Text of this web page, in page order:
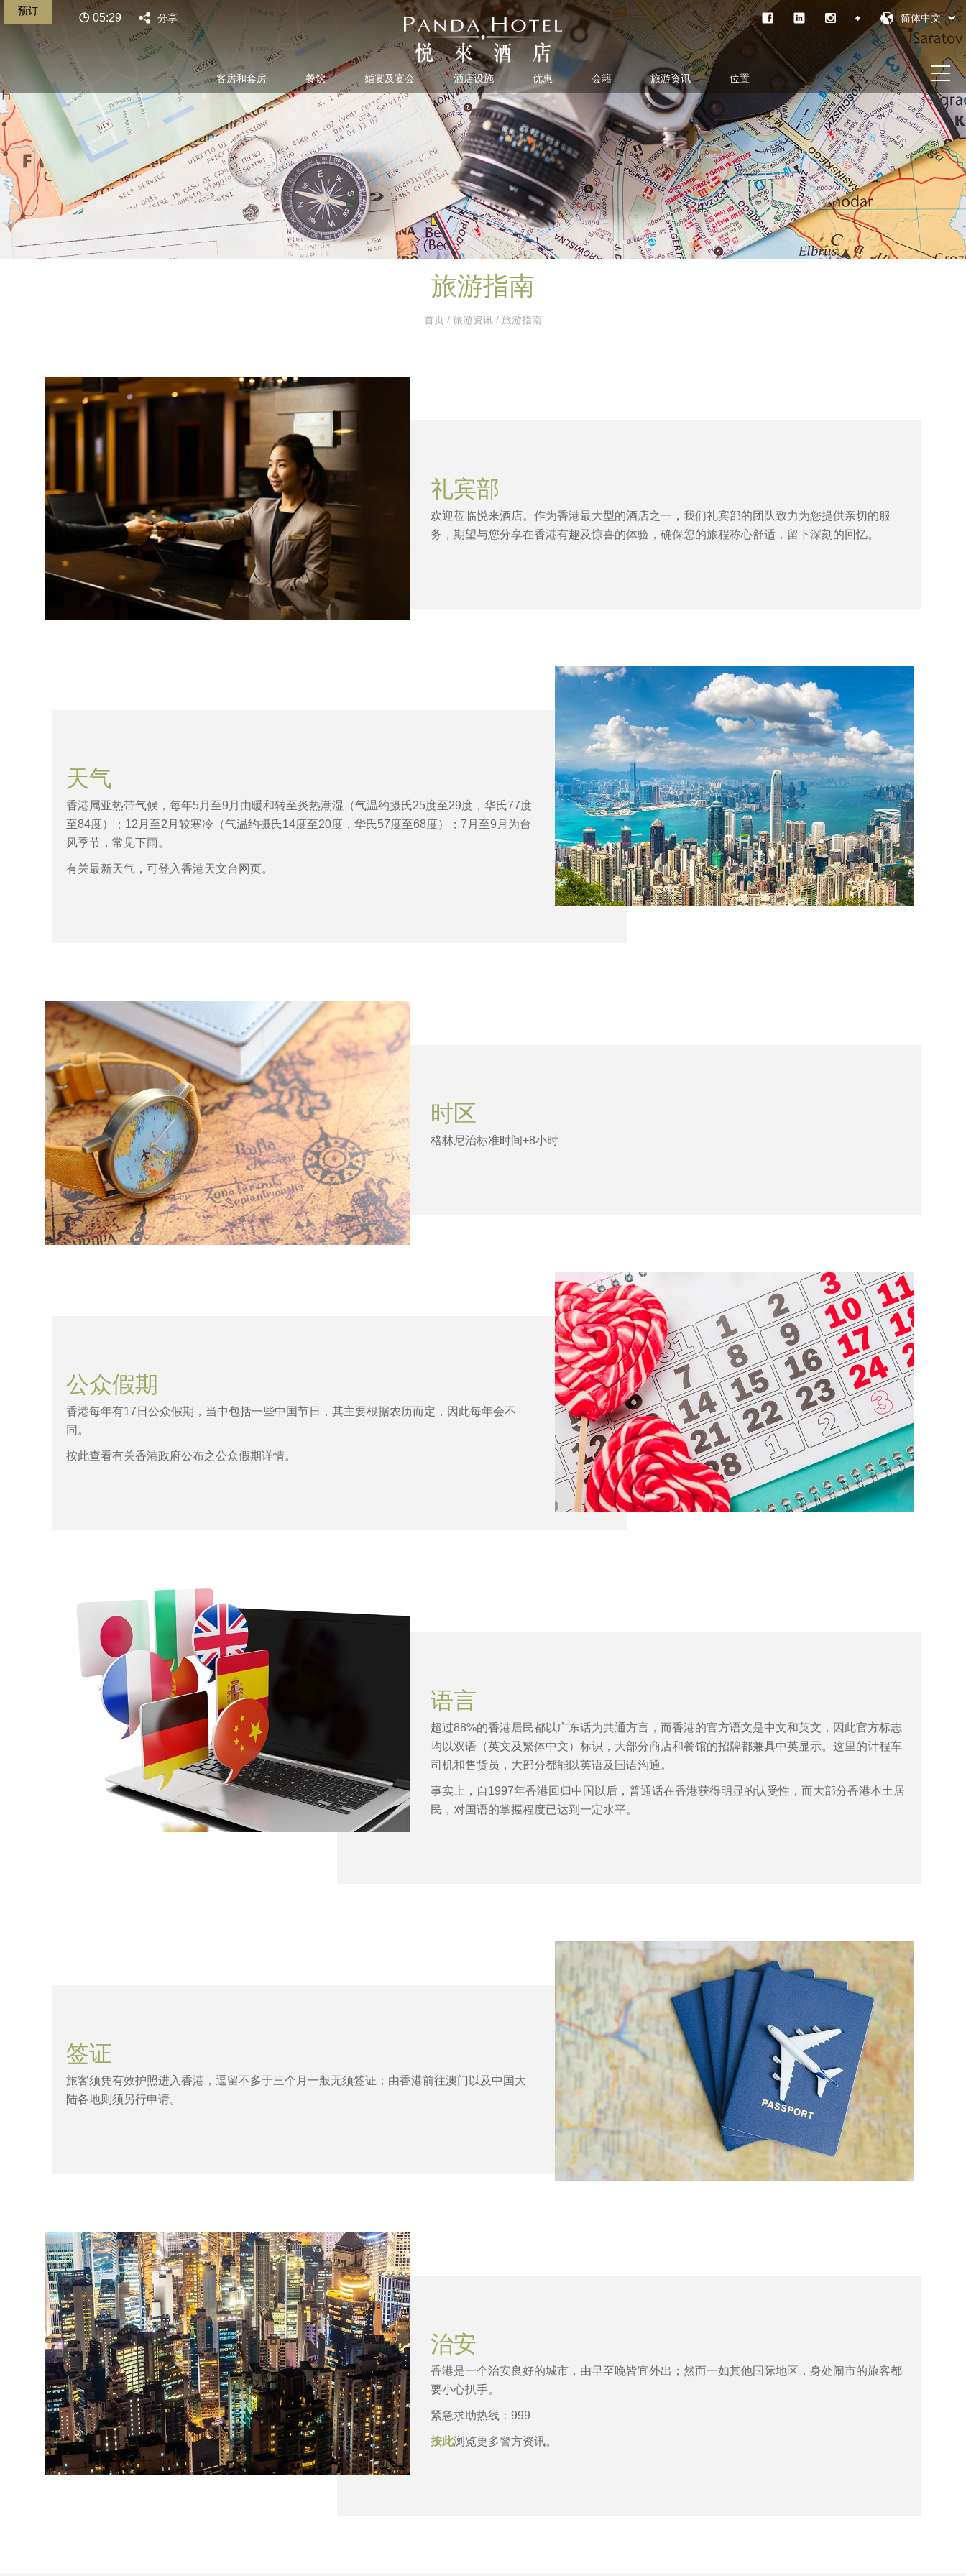
预订
05:29 分享 简体中文
客房和套房 餐饮 婚宴及宴会 酒店设施 优惠 会籍 旅游资讯 位置
旅游指南
首页 / 旅游资讯 / 旅游指南
礼宾部
欢迎莅临悦来酒店。作为香港最大型的酒店之一，我们礼宾部的团队致力为您提供亲切的服
务，期望与您分享在香港有趣及惊喜的体验，确保您的旅程称心舒适，留下深刻的回忆。
天气
香港属亚热带气候，每年5月至9月由暖和转至炎热潮湿（气温约摄氏25度至29度，华氏77度
至84度）；12月至2月较寒冷（气温约摄氏14度至20度，华氏57度至68度）；7月至9月为台
风季节，常见下雨。
有关最新天气，可登入香港天文台网页。
时区
格林尼治标准时间+8小时
公众假期
香港每年有17日公众假期，当中包括一些中国节日，其主要根据农历而定，因此每年会不
同。
按此查看有关香港政府公布之公众假期详情。
语言
超过88%的香港居民都以广东话为共通方言，而香港的官方语文是中文和英文，因此官方标志
均以双语（英文及繁体中文）标识，大部分商店和餐馆的招牌都兼具中英显示。这里的计程车
司机和售货员，大部分都能以英语及国语沟通。
事实上，自1997年香港回归中国以后，普通话在香港获得明显的认受性，而大部分香港本土居
民，对国语的掌握程度已达到一定水平。
签证
旅客须凭有效护照进入香港，逗留不多于三个月一般无须签证；由香港前往澳门以及中国大
陆各地则须另行申请。
治安
香港是一个治安良好的城市，由早至晚皆宜外出；然而一如其他国际地区，身处闹市的旅客都
要小心扒手。
紧急求助热线：999
按此浏览更多警方资讯。